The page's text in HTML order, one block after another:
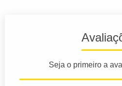
Seja o primeiro a